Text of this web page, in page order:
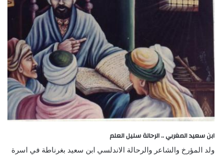
ابن سعيد المغربي .. الرحالة سليل العلم
ولد المؤرخ والشاعر والرحالة الاندلسي ابن سعيد بغرناطة في اسرة